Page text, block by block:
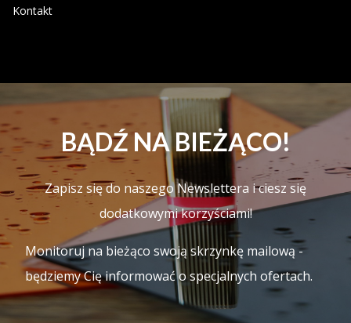
Kontakt
BĄDŹ NA BIEŻĄCO!
Zapisz się do naszego Newslettera i ciesz się
dodatkowymi korzyściami!
Monitoruj na bieżąco swoją skrzynkę mailową -
będziemy Cię informować o specjalnych ofertach.